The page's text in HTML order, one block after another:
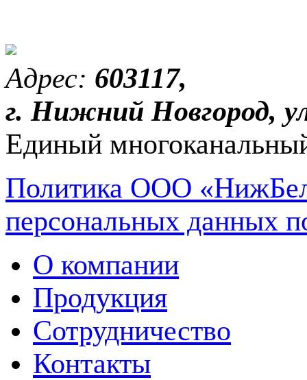
Адрес: 603117,
г. Нижний Новгород,
Единый
Политика ООО
персональных данных
О компании
Продукция
Сотрудничество
Контакты